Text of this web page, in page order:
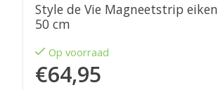
Style de Vie Magneetstrip eiken
50 cm
Op voorraad
€64,95